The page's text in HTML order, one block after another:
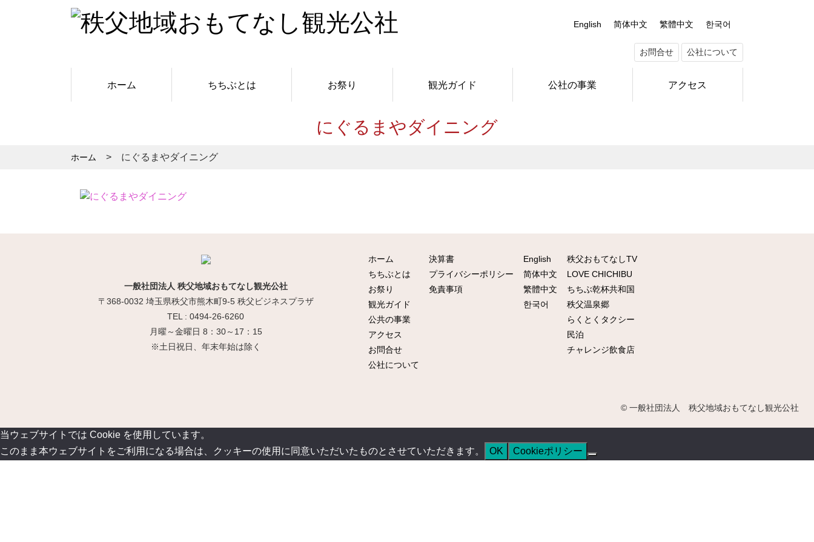
English 简体中文 繁體中文 한국어
お問合せ 公社について
ホーム ちちぶとは お祭り 観光ガイド 公社の事業 アクセス
にぐるまやダイニング
ホーム にぐるまやダイニング
一般社団法人 秩父地域おもてなし観光公社
〒368-0032 埼玉県秩父市熊木町9-5 秩父ビジネスプラザ
TEL : 0494-26-6260
月曜～金曜日 8：30～17：15
※土日祝日、年末年始は除く
ホーム
ちちぶとは
お祭り
観光ガイド
公共の事業
アクセス
お問合せ
公社について
決算書
プライバシーポリシー
免責事項
English
简体中文
繁體中文
한국어
秩父おもてなしTV
LOVE CHICHIBU
ちちぶ乾杯共和国
秩父温泉郷
らくとくタクシー
民泊
チャレンジ飲食店
© 一般社団法人 秩父地域おもてなし観光公社
当ウェブサイトでは Cookie を使用しています。
このまま本ウェブサイトをご利用になる場合は、クッキーの使用に同意いただいたものとさせていただきます。
OK Cookieポリシー